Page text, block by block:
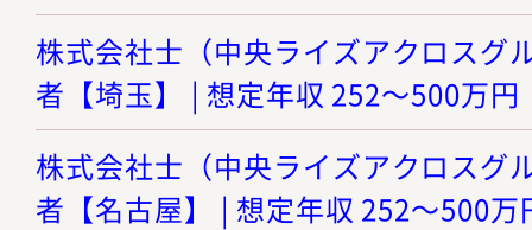
株式会社士（中央ライズアクロスグ
者【埼玉】 | 想定年収 252～500万円
株式会社士（中央ライズアクロスグ
者【名古屋】 | 想定年収 252～500万